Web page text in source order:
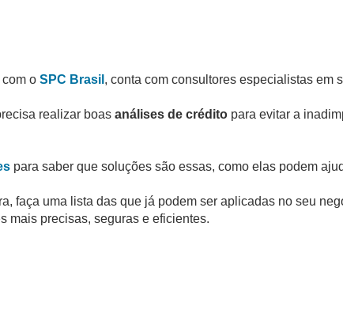
o SPC Brasil , conta com consultores especialistas em
realizar boas análises de crédito para evitar a
para saber que soluções são essas, como elas podem
faça uma lista das que já podem ser aplicadas no seu
mais precisas, seguras e eficientes.